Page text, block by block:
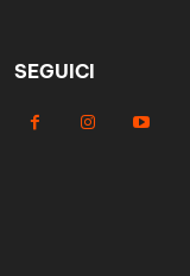
SEGUICI